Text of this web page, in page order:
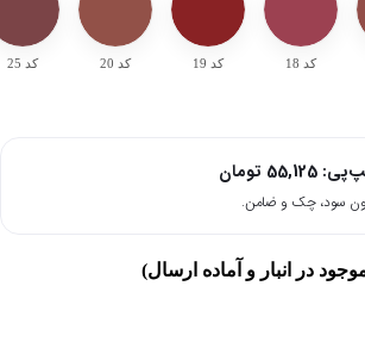
کد 18 کد 19 کد 20 کد 25
55,125 تومان
در انبار و آماده ارسال)